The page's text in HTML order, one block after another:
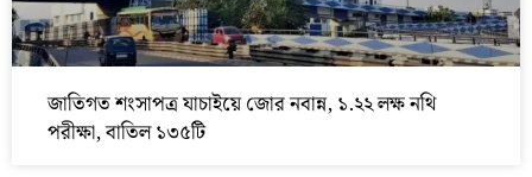
জাতিগত শংসাপত্র যাচাইয়ে জোর নবান্ন, ১.২২ লক্ষ নথি
পরীক্ষা, বাতিল ১৩৫টি